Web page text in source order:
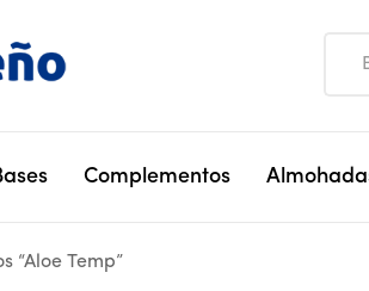
Complementos
“Aloe Temp”